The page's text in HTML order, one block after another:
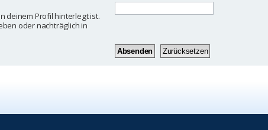
deinem Profil hinterlegt ist.
oder nachträglich in